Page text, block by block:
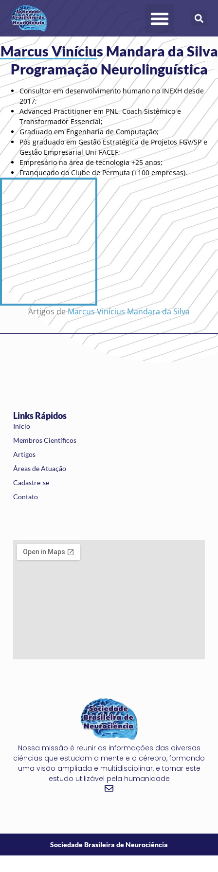
Artigos deMarcus Vinícius Mandara da Silva
Marcus Vinícius Mandara da Silva
Programação Neurolinguística
Consultor em desenvolvimento humano no INEXH desde
2017;
Advanced Practitioner em PNL, Coach Sistêmico e
Transformador Essencial;
Graduado em Engenharia de Computação;
Pós graduado em Gestão Estratégica de Projetos FGV/SP e
Gestão Empresarial Uni-FACEF;
Empresário na área de tecnologia +25 anos;
Franqueado do Clube de Permuta (+100 empresas).
Nossa missão é reunir as informações das diversas
ciências que estudam a mente e o cérebro, formando
uma visão ampliada e multidisciplinar, e tornar este
estudo utilizável pela humanidade
Links Rápidos
Início
Membros Científicos
Artigos
Áreas de Atuação
Cadastre-se
Contato
Sociedade Brasileira de Neurociência